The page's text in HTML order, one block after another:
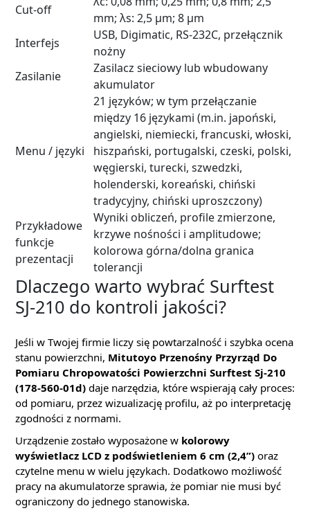
Cut-off
mm; λs: 2,5 µm; 8 µm
Interfejs
USB, Digimatic, RS-232C, przełącznik
nożny
Zasilanie
Zasilacz sieciowy lub wbudowany
akumulator
Menu / języki
21 języków; w tym przełączanie
między 16 językami (m.in. japoński,
angielski, niemiecki, francuski, włoski,
hiszpański, portugalski, czeski, polski,
węgierski, turecki, szwedzki,
holenderski, koreański, chiński
tradycyjny, chiński uproszczony)
Przykładowe
funkcje
prezentacji
Wyniki obliczeń, profile zmierzone,
krzywe nośności i amplitudowe;
kolorowa górna/dolna granica
tolerancji
Dlaczego warto wybrać Surftest
SJ-210 do kontroli jakości?
Jeśli w Twojej firmie liczy się powtarzalność i szybka ocena
stanu powierzchni, Mitutoyo Przenośny Przyrząd Do
Pomiaru Chropowatości Powierzchni Surftest Sj-210
(178-560-01d) daje narzędzia, które wspierają cały proces:
od pomiaru, przez wizualizację profilu, aż po interpretację
zgodności z normami.
Urządzenie zostało wyposażone w kolorowy
wyświetlacz LCD z podświetleniem 6 cm (2,4”) oraz
czytelne menu w wielu językach. Dodatkowo możliwość
pracy na akumulatorze sprawia, że pomiar nie musi być
ograniczony do jednego stanowiska.